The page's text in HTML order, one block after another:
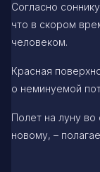
Согласно
что в скором
человеком.
Красная
о неминуемой
Полет на луну
новому, –